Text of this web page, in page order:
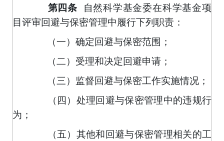
第四条
自然科学基金委在科学基金项
目评审回避与保密管理中履行下列职责：
（一）确定回避与保密范围；
（二）受理和决定回避申请；
（三）监督回避与保密工作实施情况；
（四）处理回避与保密管理中的违规行
为；
（五）其他和回避与保密管理相关的工